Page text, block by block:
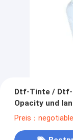
Dtf-Tinte / Dtf-
Opacity und
Preis：negotiable